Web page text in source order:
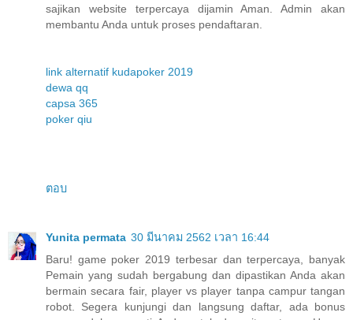
sajikan website terpercaya dijamin Aman. Admin akan
membantu Anda untuk proses pendaftaran.
link alternatif kudapoker 2019
dewa qq
capsa 365
poker qiu
ตอบ
Yunita permata 30 มีนาคม 2562 เวลา 16:44
Baru! game poker 2019 terbesar dan terpercaya, banyak
Pemain yang sudah bergabung dan dipastikan Anda akan
bermain secara fair, player vs player tanpa campur tangan
robot. Segera kunjungi dan langsung daftar, ada bonus